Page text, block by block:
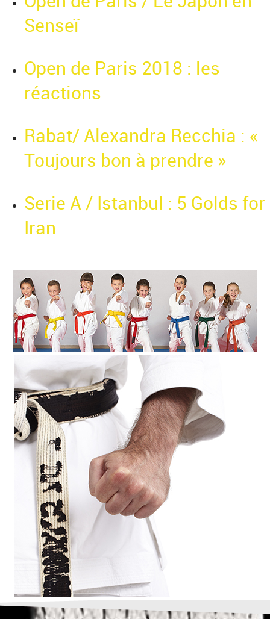
Senseï
Open de Paris 2018 : les
réactions
Rabat/ Alexandra Recchia : «
Toujours bon à prendre »
Serie A / Istanbul : 5 Golds for
Iran